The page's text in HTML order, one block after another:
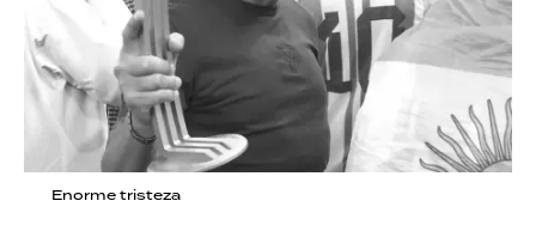
Enorme tristeza